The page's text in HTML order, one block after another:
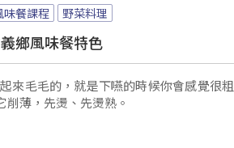
味餐課程 野菜料理
鄉風味餐特色
來毛毛的，就是下嚥的時候你會感覺很粗
薄，先燙、先燙熟。